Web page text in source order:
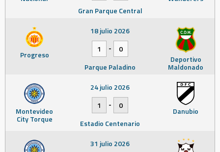
Gran Parque Central
Progreso Deportivo
Maldonado
18 julio 2026
1
-
0
Parque Paladino
Montevideo
City Torque
Danubio
24 julio 2026
1
-
0
Estadio Centenario
31 julio 2026